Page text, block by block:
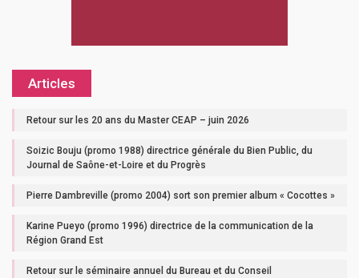
Articles
Retour sur les 20 ans du Master CEAP – juin 2026
Soizic Bouju (promo 1988) directrice générale du Bien Public, du
Journal de Saône-et-Loire et du Progrès
Pierre Dambreville (promo 2004) sort son premier album « Cocottes »
Karine Pueyo (promo 1996) directrice de la communication de la
Région Grand Est
Retour sur le séminaire annuel du Bureau et du Conseil